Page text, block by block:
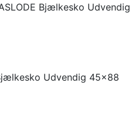
Bjælkesko Udvendig
Udvendig 45×88